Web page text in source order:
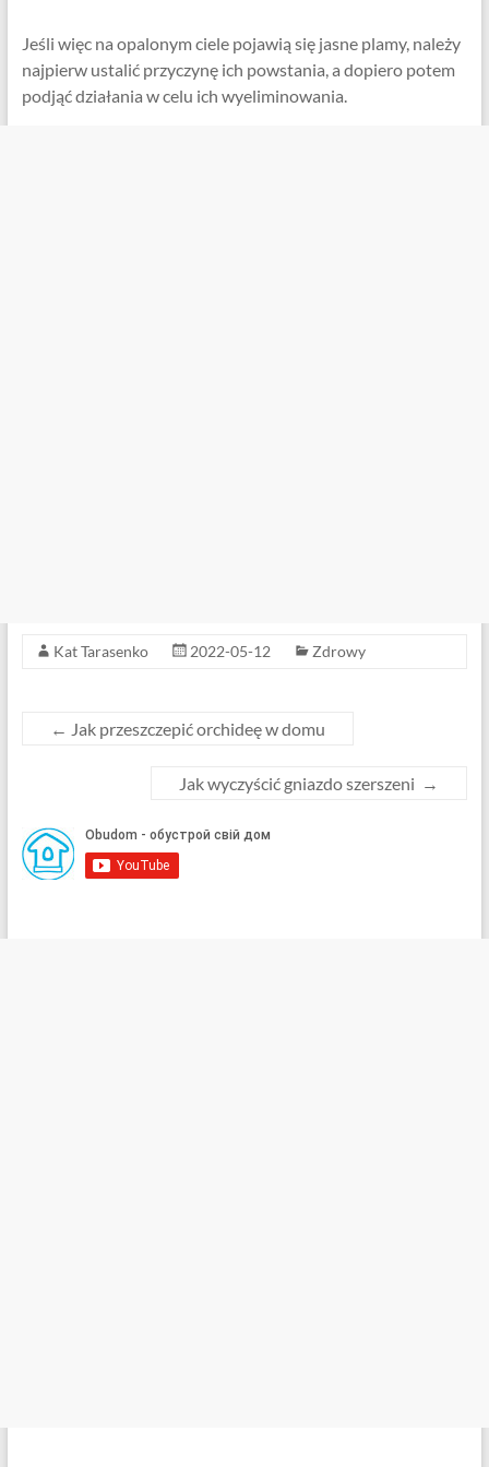
Jeśli więc na opalonym ciele pojawią się jasne plamy, należy
najpierw ustalić przyczynę ich powstania, a dopiero potem
podjąć działania w celu ich wyeliminowania.
Kat Tarasenko 2022-05-12 Zdrowy
← Jak przeszczepić orchideę w domu
Jak wyczyścić gniazdo szerszeni →